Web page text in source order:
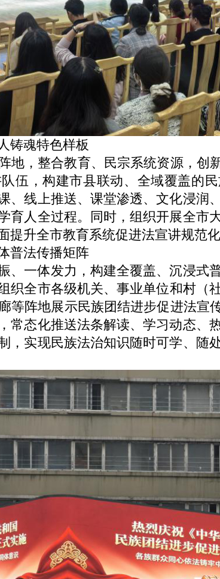
魂特色样板
地，整合教育、民宗系统资源，创
伍，构建市县联动、全域覆盖的
、线上推送、课堂渗透、文化浸润
育人全过程。同时，组织开展全市
提升全市教育系统促进法宣讲规范
法传播矩阵
、一体发力，构建全覆盖、沉浸式
织全市各级机关、事业单位和村（
等阵地展示民族团结进步促进法宣
常态化推送法条解读、学习动态、
，实现民族法治知识随时可学、随